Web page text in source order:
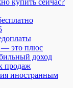
— это плюс
доход
продаж
иностранным